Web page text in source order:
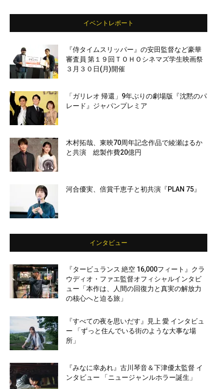
イベントレポート
『侍タイムスリッパー』の安田監督など豪華
審査員 第１９回ＴＯＨＯシネマズ学生映画祭
３月３０日(月)開催
「ガリレオ 帰還」9年ぶりの劇場版『沈黙のパ
レード』ジャパンプレミア
木村拓哉、東映70周年記念作品で綾瀬はるか
と共演 総製作費20億円
河合優実、倍賞千恵子と初共演『PLAN 75』
インタビュー
『タービュランス 絶空 16,000フィート』クラ
ウディオ・ファエ監督オフィシャルインタビ
ュー「本作は、人間の回復力と真実の解放力
の核心へと迫る旅」
『すべての夜を思いだす』見上 愛 インタビュ
ー 「ずっと住んでいる街のような大事な場
所」
『みなに幸あれ』古川琴音＆下津優太監督 イ
ンタビュー 「ニュージャンルホラー誕生」